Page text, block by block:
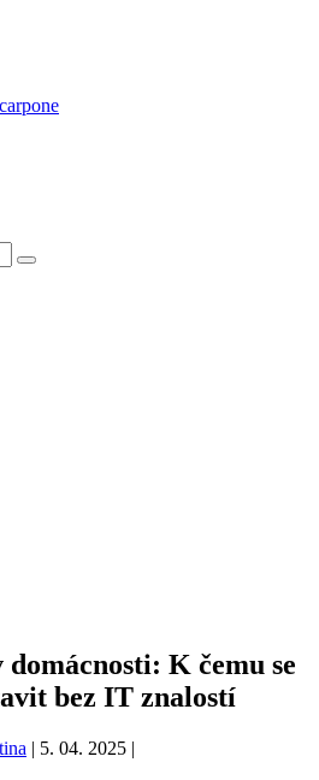
K čemu se
bez IT znalostí
| 5. 04. 2025 |